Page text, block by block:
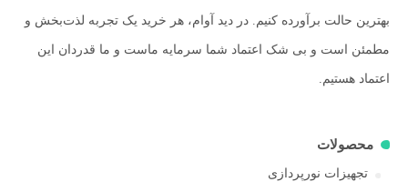
بهترین حالت برآورده کنیم. در دید آوام، هر خرید یک تجربه لذت‌بخش و
مطمئن است و بی شک اعتماد شما سرمایه ماست و ما قدردان این
اعتماد هستیم.
محصولات
تجهیزات نورپردازی